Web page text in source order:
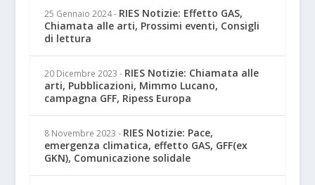
25 Gennaio 2024 - RIES Notizie: Effetto GAS,
Chiamata alle arti, Prossimi eventi, Consigli
di lettura
20 Dicembre 2023 - RIES Notizie: Chiamata alle
arti, Pubblicazioni, Mimmo Lucano,
campagna GFF, Ripess Europa
8 Novembre 2023 - RIES Notizie: Pace,
emergenza climatica, effetto GAS, GFF(ex
GKN), Comunicazione solidale